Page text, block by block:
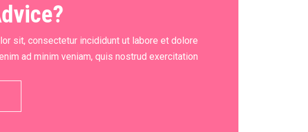
sit, consectetur incididunt ut labore et dolore
ad minim veniam, quis nostrud exercitation